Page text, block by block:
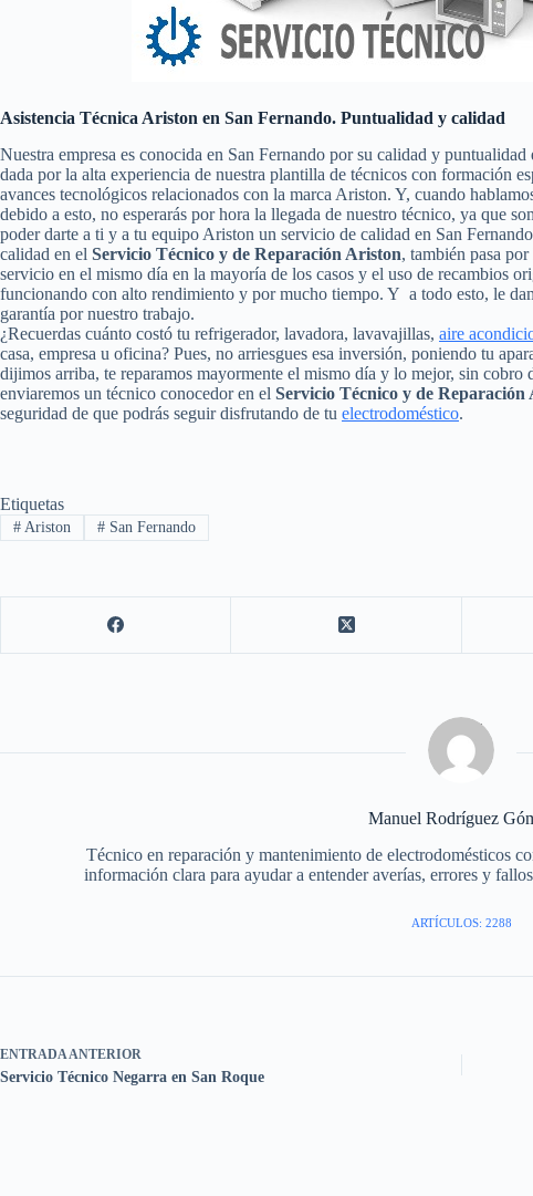
Asistencia Técnica Ariston en San Fernando. Puntualidad y calidad
Nuestra empresa es conocida en San Fernando por su calidad y puntualidad
dada por la alta experiencia de nuestra plantilla de técnicos con formación
avances tecnológicos relacionados con la marca Ariston. Y, cuando
debido a esto, no esperarás por hora la llegada de nuestro técnico, ya que
poder darte a ti y a tu equipo Ariston un servicio de calidad en San
calidad en el Servicio Técnico y de Reparación Ariston, también pasa
servicio en el mismo día en la mayoría de los casos y el uso de recambios
funcionando con alto rendimiento y por mucho tiempo. Y a todo esto, le
garantía por nuestro trabajo.
¿Recuerdas cuánto costó tu refrigerador, lavadora, lavavajillas, aire
casa, empresa u oficina? Pues, no arriesgues esa inversión, poniendo tu
dijimos arriba, te reparamos mayormente el mismo día y lo mejor, sin
enviaremos un técnico conocedor en el Servicio Técnico y de
seguridad de que podrás seguir disfrutando de tu electrodoméstico.
Etiquetas
#Ariston #San Fernando
Manuel Rodríguez
Técnico en reparación y mantenimiento de electrodomésticos
información clara para ayudar a entender averías, errores y
ARTÍCULOS: 2288
ENTRADA ANTERIOR
Servicio Técnico Negarra en San Roque